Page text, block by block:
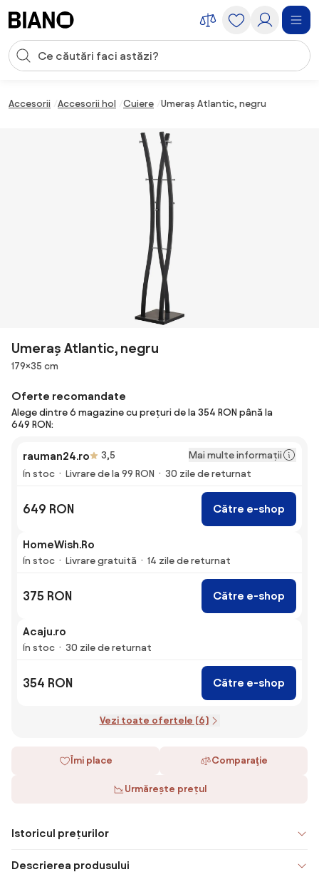
Introducerea căutării
Accesorii Accesorii hol Cuiere Umeraș Atlantic, negru
Umeraș Atlantic, negru
Dimensiuni
179×35 cm
Oferte recomandate
Alege dintre 6 magazine cu prețuri de la 354 RON până la
649 RON:
rauman24.ro 3,5
Mai multe informații
În stoc
Livrare de la 99 RON 30 zile de returnat
649 RON Către e-shop
HomeWish.Ro
În stoc Livrare gratuită 14 zile de returnat
375 RON Către e-shop
Acaju.ro
În stoc 30 zile de returnat
354 RON Către e-shop
Vezi toate ofertele (6)
Îmi place Comparaţie
Urmărește prețul
Istoricul prețurilor
Descrierea produsului